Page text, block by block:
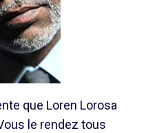
que Loren Lorosa
le rendez tous